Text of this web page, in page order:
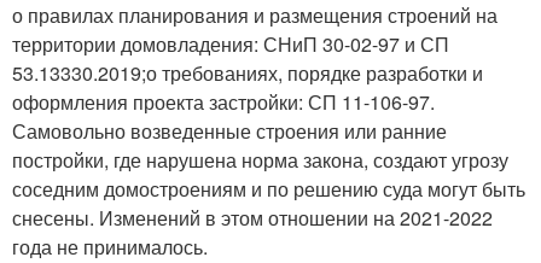
о правилах планирования и размещения строений на
территории домовладения: СНиП 30-02-97 и СП
53.13330.2019;о требованиях, порядке разработки и
оформления проекта застройки: СП 11-106-97.
Самовольно возведенные строения или ранние
постройки, где нарушена норма закона, создают угрозу
соседним домостроениям и по решению суда могут быть
снесены. Изменений в этом отношении на 2021-2022
года не принималось.